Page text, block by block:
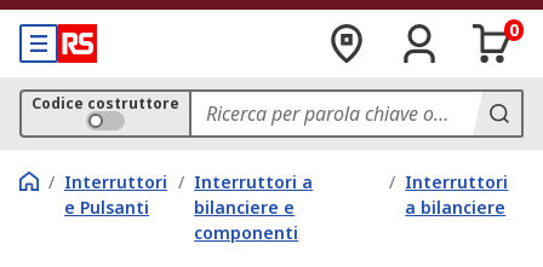
0
Codice costruttore
/ Interruttori
e Pulsanti
/ Interruttori a
bilanciere e
componenti
/ Interruttori
a bilanciere